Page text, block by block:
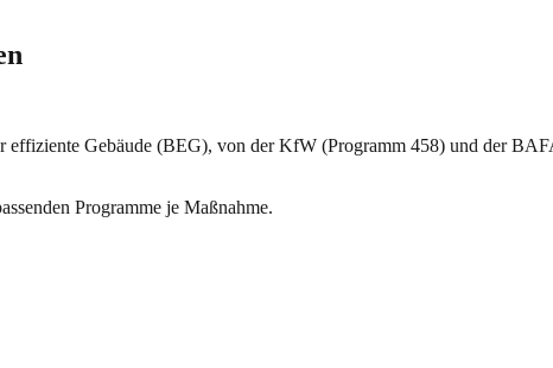
effiziente Gebäude (BEG), von der KfW (Programm 458) und der
Programme je Maßnahme.